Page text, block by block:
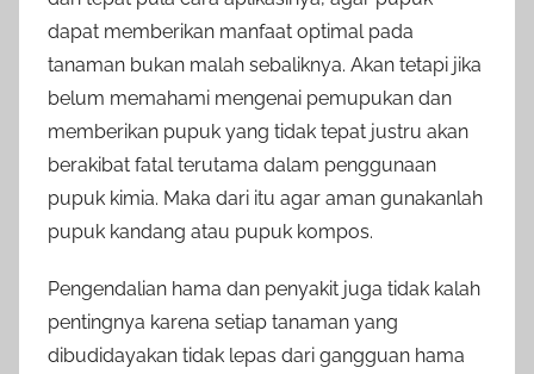
dapat memberikan manfaat optimal pada
tanaman bukan malah sebaliknya. Akan tetapi jika
belum memahami mengenai pemupukan dan
memberikan pupuk yang tidak tepat justru akan
berakibat fatal terutama dalam penggunaan
pupuk kimia. Maka dari itu agar aman gunakanlah
pupuk kandang atau pupuk kompos.
Pengendalian hama dan penyakit juga tidak kalah
pentingnya karena setiap tanaman yang
dibudidayakan tidak lepas dari gangguan hama